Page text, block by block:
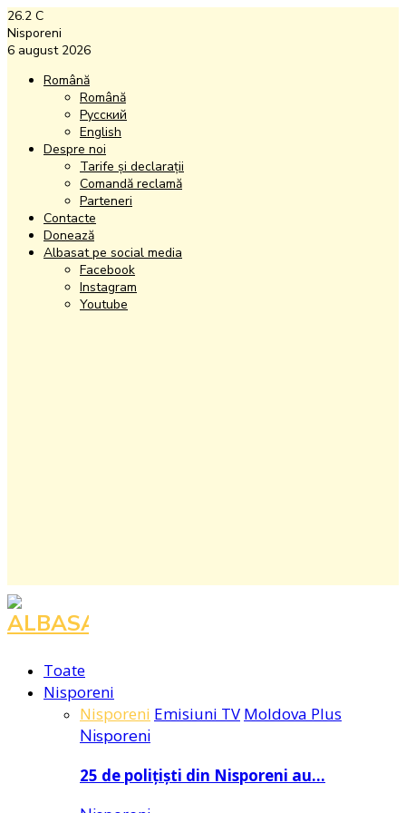
26.2 C
Nisporeni
6 august 2026
Română
Română
Русский
English
Despre noi
Tarife și declarații
Comandă reclamă
Parteneri
Contacte
Donează
Albasat pe social media
Facebook
Instagram
Youtube
Facebook
Instagram
Youtube
Toate
Nisporeni
Nisporeni Emisiuni TV Moldova Plus
Nisporeni
25 de polițiști din Nisporeni au…